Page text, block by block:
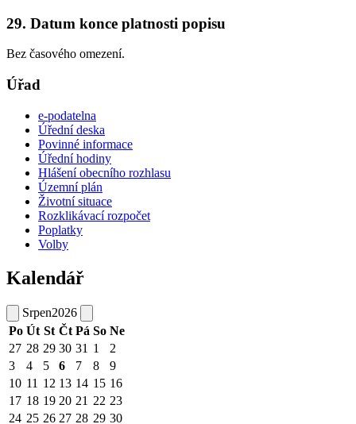
29. Datum konce platnosti popisu
Bez časového omezení.
Úřad
e-podatelna
Úřední deska
Povinné informace
Úřední hodiny
Hlášení obecního rozhlasu
Územní plán
Životní situace
Rozklikávací rozpočet
Poplatky
Volby
Kalendář
Srpen2026
Po Út St Čt Pá So Ne
27 28 29 30 31 1
2
3
4 5 6 7 8
9
10 11 12 13 14 15 16
17 18 19 20 21 22 23
24 25 26 27 28 29 30